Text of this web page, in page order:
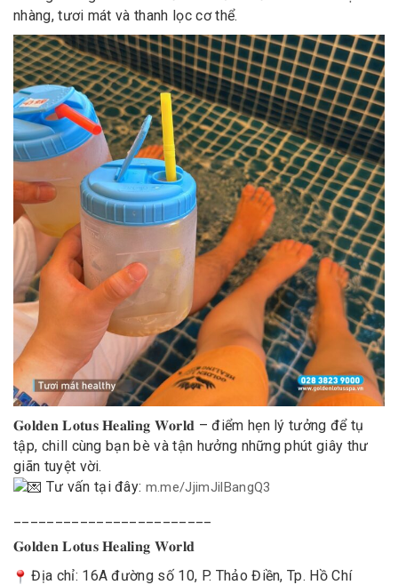
nhàng, tươi mát và thanh lọc cơ thể.
𝐆𝐨𝐥𝐝𝐞𝐧 𝐋𝐨𝐭𝐮𝐬 𝐇𝐞𝐚𝐥𝐢𝐧𝐠 𝐖𝐨𝐫𝐥𝐝 – điểm hẹn lý tưởng để tụ
tập, chill cùng bạn bè và tận hưởng những phút giây thư
giãn tuyệt vời.
Tư vấn tại đây: m.me/JjimJilBangQ3
𝐆𝐨𝐥𝐝𝐞𝐧 𝐋𝐨𝐭𝐮𝐬 𝐇𝐞𝐚𝐥𝐢𝐧𝐠 𝐖𝐨𝐫𝐥𝐝
Địa chỉ: 16A đường số 10, P. Thảo Điền, Tp. Hồ Chí